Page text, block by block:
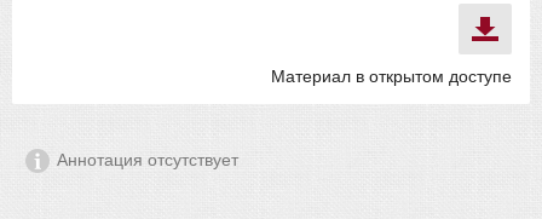
Материал в открытом доступе
Аннотация отсутствует